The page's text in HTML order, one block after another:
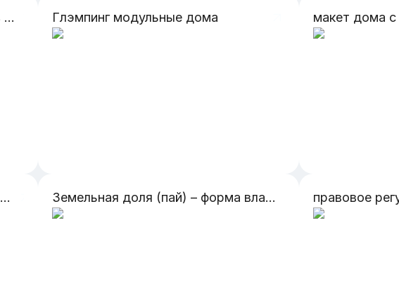
применение рыночного подхода в условиях современного российского рынка недвижимости: преимущства и недостатки Глэмпинг модульные дома
Анализ рынка недвижимости с применением алгоритмов машинного обучения Земельная доля (пай) – форма владения, пользования и распоряжения земельным участком сельскохозяйственного назначения